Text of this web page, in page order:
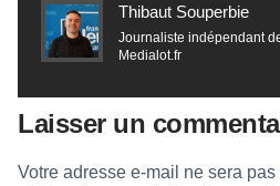
Thibaut Souperbie
Journaliste indépendant
Medialot.fr
Laisser un
Votre adresse e-mail ne sera